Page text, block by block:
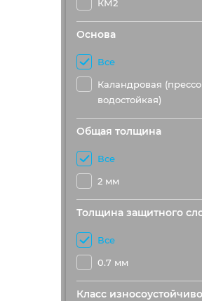
КМ2
Основа
Все
Каландровая
водостойкая)
Общая толщина
Все
2 мм
Толщина защитного
Все
0.7 мм
Класс